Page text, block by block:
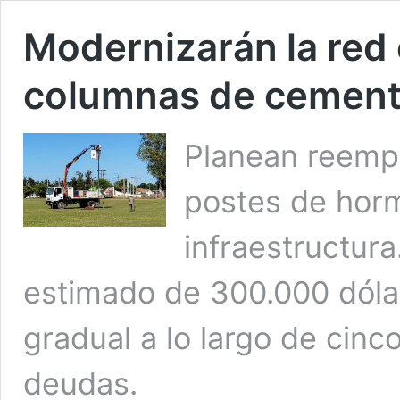
Modernizarán la
columnas de
Planean
postes de
estimado de 300.000
gradual a lo largo de
deudas.